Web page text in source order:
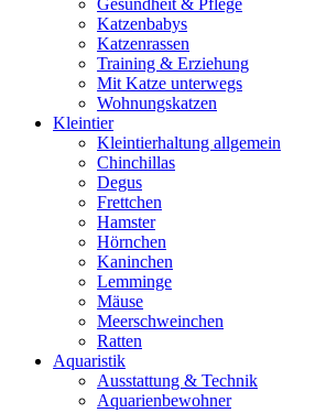
Gesundheit & Pflege
Katzenbabys
Katzenrassen
Training & Erziehung
Mit Katze unterwegs
Wohnungskatzen
Kleintier
Kleintierhaltung allgemein
Chinchillas
Degus
Frettchen
Hamster
Hörnchen
Kaninchen
Lemminge
Mäuse
Meerschweinchen
Ratten
Aquaristik
Ausstattung & Technik
Aquarienbewohner